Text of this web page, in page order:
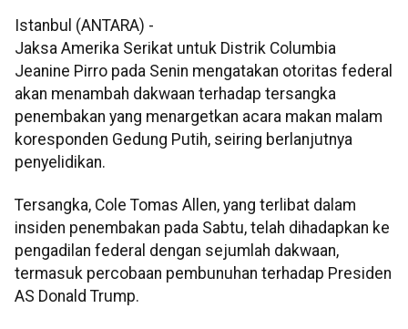
Istanbul (ANTARA) -
Jaksa Amerika Serikat untuk Distrik Columbia
Jeanine Pirro pada Senin mengatakan otoritas federal
akan menambah dakwaan terhadap tersangka
penembakan yang menargetkan acara makan malam
koresponden Gedung Putih, seiring berlanjutnya
penyelidikan.
Tersangka, Cole Tomas Allen, yang terlibat dalam
insiden penembakan pada Sabtu, telah dihadapkan ke
pengadilan federal dengan sejumlah dakwaan,
termasuk percobaan pembunuhan terhadap Presiden
AS Donald Trump.